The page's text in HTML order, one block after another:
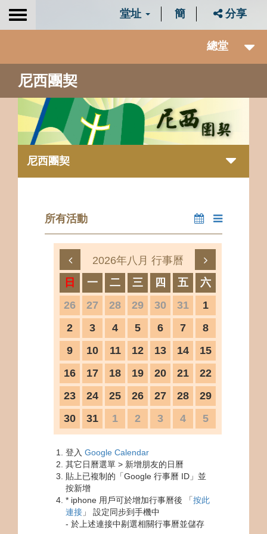
Toggle
堂址 簡 分享
總堂
尼西團契
尼西團契
所有活動
2026年八月 行事曆
日
一 二 三 四 五
六
26
27 28 29 30 31
1
2
3 4 5 6 7
8
9
10 11 12 13 14
15
16
17 18 19 20 21
22
23
24 25 26 27 28
29
30
31 1 2 3 4 5
登入 Google Calendar
其它日曆選單 > 新增朋友的日曆
貼上已複制的「Google 行事曆 ID」並
按新增
* iphone 用戶可於增加行事曆後 「按此
連接 」 設定同步到手機中
- 於上述連接中剔選相關行事曆並儲存